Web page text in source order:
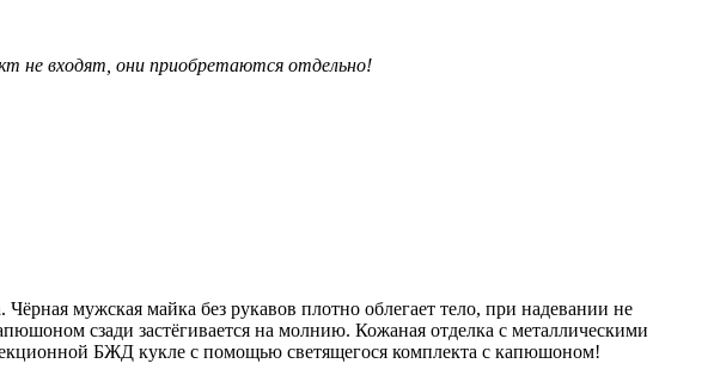
не входят, они приобретаются отдельно!
мужская майка без рукавов плотно облегает тело, при надевании не
сзади застёгивается на молнию. Кожаная отделка с металлическими
БЖД кукле с помощью светящегося комплекта с капюшоном!